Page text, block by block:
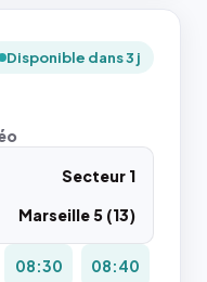
Disponible dans 3 j
Secteur 1
Marseille 5 (13)
08:30
08:40